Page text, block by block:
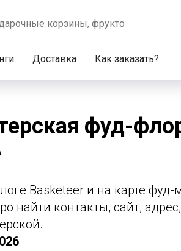
Доставка Как заказать?
фуд-
Basketeer и на карте фуд-
найти контакты, сайт,